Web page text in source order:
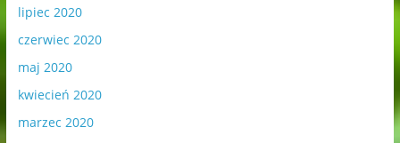
lipiec 2020
czerwiec 2020
maj 2020
kwiecień 2020
marzec 2020